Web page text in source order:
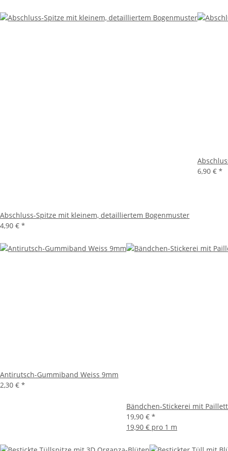
Abschluss-Spitze mit kleinem, detailliertem Bogenmuster
4,90 € *
6,90 € *
Antirutsch-Gummiband Weiss 9mm
2,30 € *
Bändchen-Stickerei mit
19,90 € *
19,90 € pro 1 m